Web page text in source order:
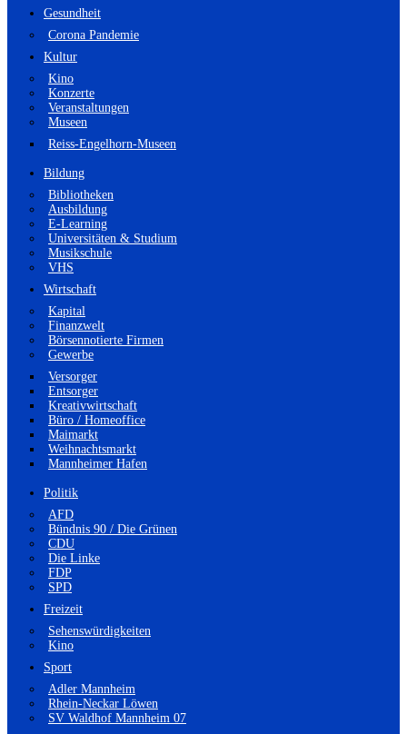
Gesundheit
Corona Pandemie
Kultur
Kino
Konzerte
Veranstaltungen
Museen
Reiss-Engelhorn-Museen
Bildung
Bibliotheken
Ausbildung
E-Learning
Universitäten & Studium
Musikschule
VHS
Wirtschaft
Kapital
Finanzwelt
Börsennotierte Firmen
Gewerbe
Versorger
Entsorger
Kreativwirtschaft
Büro / Homeoffice
Maimarkt
Weihnachtsmarkt
Mannheimer Hafen
Politik
AFD
Bündnis 90 / Die Grünen
CDU
Die Linke
FDP
SPD
Freizeit
Sehenswürdigkeiten
Kino
Sport
Adler Mannheim
Rhein-Neckar Löwen
SV Waldhof Mannheim 07